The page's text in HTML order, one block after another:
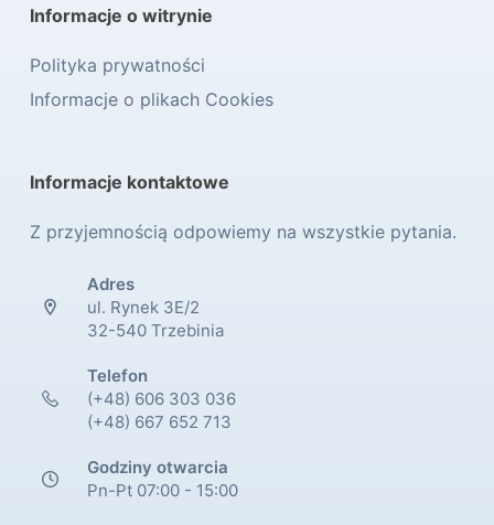
Informacje o witrynie
Polityka prywatności
Informacje o plikach Cookies
Informacje kontaktowe
Z przyjemnością odpowiemy na wszystkie pytania.
Adres
ul. Rynek 3E/2
32-540 Trzebinia
Telefon
(+48) 606 303 036
(+48) 667 652 713
Godziny otwarcia
Pn-Pt 07:00 - 15:00